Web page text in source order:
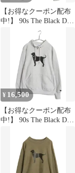
【お得なクーポン配布
中!】 90s The Black Dog
ドッグ プリント スウェ
ット フード パーカー
メンズ レディース XL
程/ ヘビーウェイト 犬
トレーナー 大きいサイ
ズ 灰
¥ 16,500
【お得なクーポン配布
中!】 90s The Black Dog
ック スウェット メンズ
レディース L オールド
犬 裏起毛 トレーナー
リバース タイプ 厚手